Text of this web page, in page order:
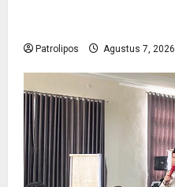
Patrolipos Agustus 7, 2026